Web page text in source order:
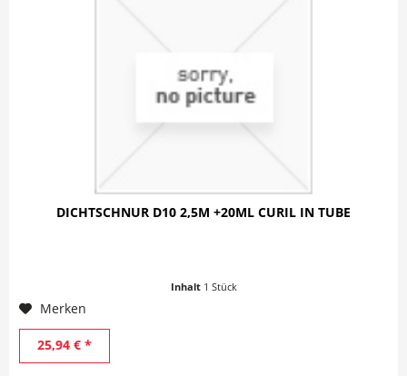
DICHTSCHNUR D10 2,5M +20ML CURIL IN TUBE
Inhalt 1 Stück
Merken
25,94 € *